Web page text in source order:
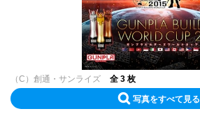
（C）創通・サンライズ 全 3 枚
写真をすべて見る